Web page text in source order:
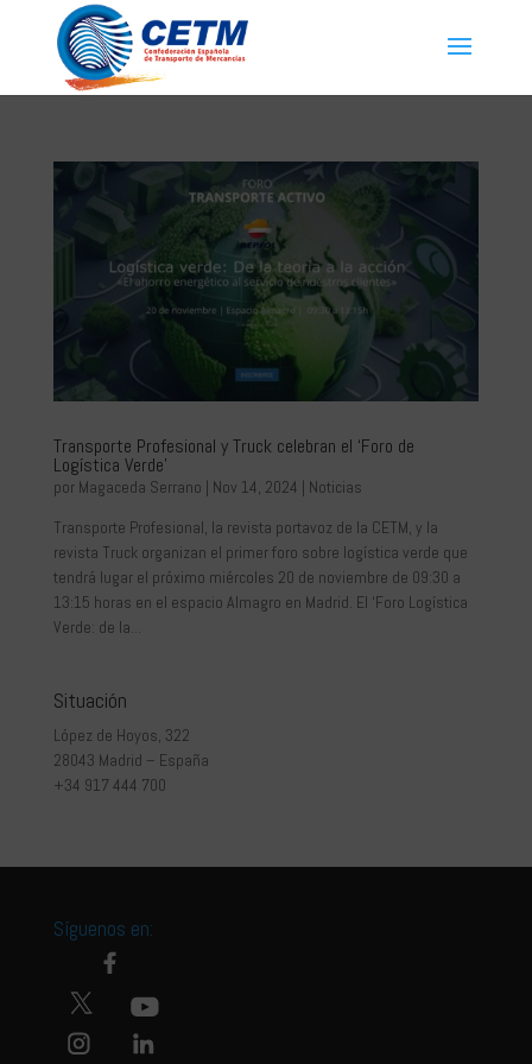
Transporte Profesional y Truck celebran el ‘Foro de
Logística Verde’
por Magaceda Serrano | Nov 14, 2024 | Noticias
Transporte Profesional, la revista portavoz de la CETM, y la
revista Truck organizan el primer foro sobre logística verde que
tendrá lugar el próximo miércoles 20 de noviembre de 09:30 a
13:15 horas en el espacio Almagro en Madrid. El ‘Foro Logística
Verde: de la...
Situación
López de Hoyos, 322
28043 Madrid – España
+34 917 444 700
Síguenos en: